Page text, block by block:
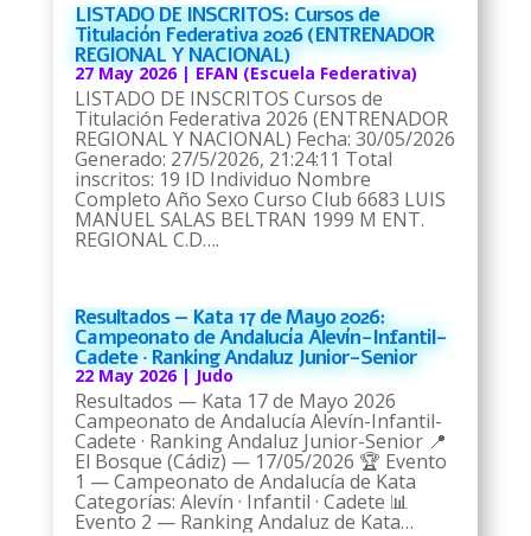
LISTADO DE INSCRITOS: Cursos de
Titulación Federativa 2026 (ENTRENADOR
REGIONAL Y NACIONAL)
27 May 2026|EFAN (Escuela Federativa)
LISTADO DE INSCRITOS Cursos de
Titulación Federativa 2026 (ENTRENADOR
REGIONAL Y NACIONAL) Fecha: 30/05/2026
Generado: 27/5/2026, 21:24:11 Total
inscritos: 19 ID Individuo Nombre
Completo Año Sexo Curso Club 6683 LUIS
MANUEL SALAS BELTRAN 1999 M ENT.
REGIONAL C.D….
Resultados — Kata 17 de Mayo 2026:
Campeonato de Andalucía Alevín-Infantil-
Cadete · Ranking Andaluz Junior-Senior
22 May 2026|Judo
Resultados — Kata 17 de Mayo 2026
Campeonato de Andalucía Alevín-Infantil-
Cadete · Ranking Andaluz Junior-Senior 📍
El Bosque (Cádiz) — 17/05/2026 🏆 Evento
1 — Campeonato de Andalucía de Kata
Categorías: Alevín · Infantil · Cadete 📊
Evento 2 — Ranking Andaluz de Kata…